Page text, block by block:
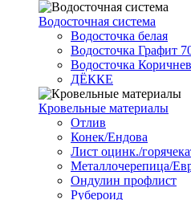
Водосточная система
Водосточка белая
Водосточка Графит
Водосточка
ДЁККЕ
Кровельные материалы
Отлив
Конек/Ендова
Лист оцинк./
Металлочерепица/
Ондулин профлист
Рубероид